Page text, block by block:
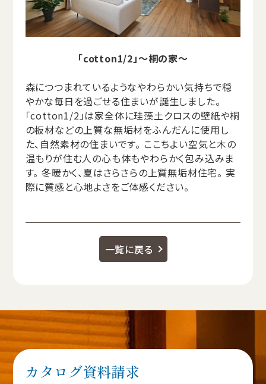
「cotton1/2」〜桐の家〜
森につつまれているようなやわらかい気持ちで穏
やかな毎日を過ごせる住まいが誕生しました。
「cotton1/2」は家全体に珪藻土クロスの壁紙や桐
の板材などの上質な無垢材をふんだんに使用し
た、自然素材の住まいです。 ここちよい空気と木の
温もりが住む人の心も体もやわらかく包み込みま
す。 冬暖かく、夏はさらさらの上質無垢材住宅。 実
際に質感と心地よさをご体感ください。
一覧に戻る
カタログ資料請求